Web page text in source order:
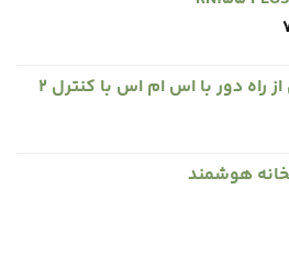
دستگاه کنترل از راه دور با اس ام اس با کنترل ۲
هوشمند